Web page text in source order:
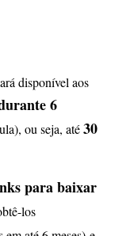
disponível aos
6
ou seja, até30
para baixar
los